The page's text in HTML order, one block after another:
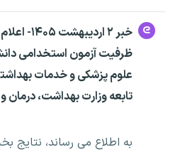
خبر ۲
ظرفیت آزمون استخدامی
علوم پزشکی و خدمات
تابعه وزارت بهداشت،
به اطلاع می رساند،